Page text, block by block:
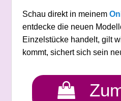
Schau direkt in meinem
entdecke die neuen
Einzelstücke handelt, gilt
kommt, sichert sich sein